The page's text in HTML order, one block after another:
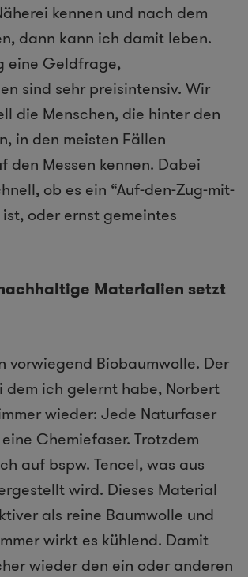
kennen und nach dem
dann kann ich damit leben.
eine Geldfrage,
sind sehr preisintensiv. Wir
die Menschen, die hinter den
in den meisten Fällen
den Messen kennen. Dabei
ob es ein “Auf­-den­-Zug­-mit­-
oder ernst gemeintes
Materialien setzt
vorwiegend Biobaumwolle. Der
dem ich gelernt habe, Norbert
wieder: Jede Naturfaser
Chemiefaser. Trotzdem
auf bspw. ​Tencel,​ was aus
wird. Dieses Material
als reine Baumwolle und
wirkt es kühlend. Damit
wieder den ein oder anderen